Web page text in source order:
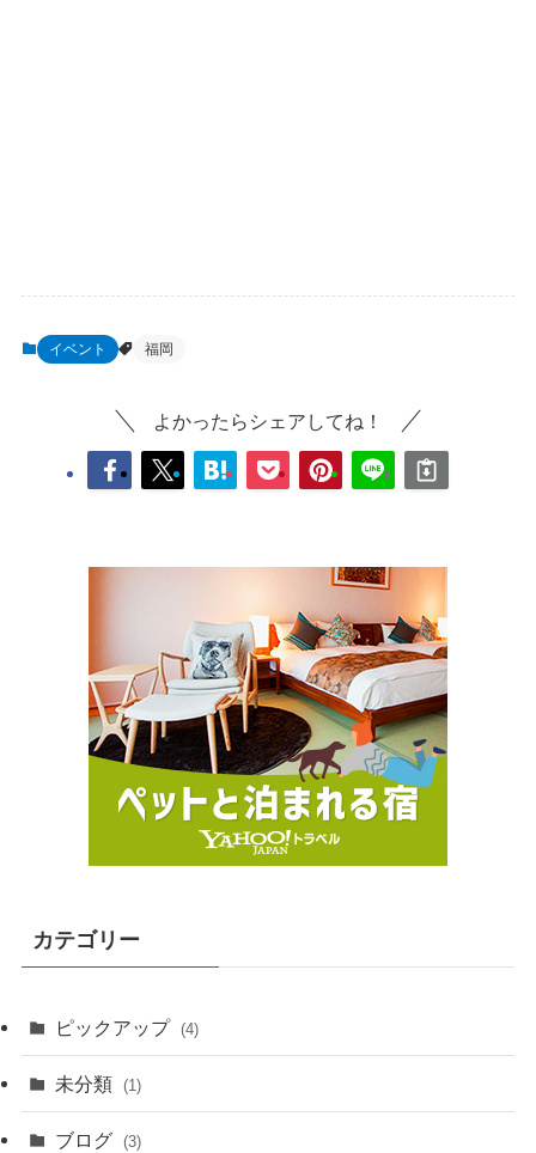
イベント 福岡
よかったらシェアしてね！
カテゴリー
ピックアップ (4)
未分類 (1)
ブログ (3)